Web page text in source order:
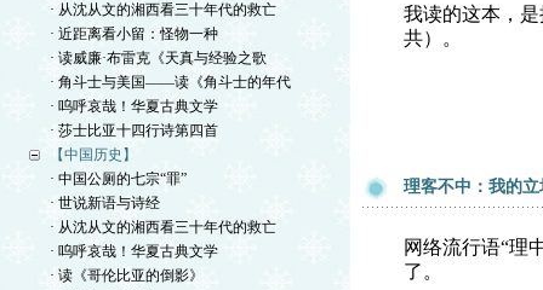
· 从沈从文的湘西看三十年代的救亡
· 近距离看小留：怪物一种
· 读威廉·布雷克《天真与经验之歌
· 角斗士与美国——读《角斗士的年代
· 呜呼哀哉！华夏古典文学
· 莎士比亚十四行诗第四首
【中国历史】
· 中国公厕的七宗“罪”
· 世说新语与诗经
· 从沈从文的湘西看三十年代的救亡
· 呜呼哀哉！华夏古典文学
· 读《哥伦比亚的倒影》
我读的这本，
共）。
理客不中：我的立
网络流行语“理
了。